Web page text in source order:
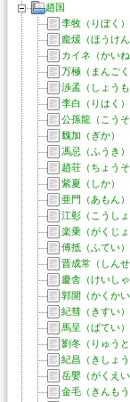
趙国
李牧（りぼく）
龐煖（ほうけん
カイネ（かいね
万極（まんごく
渉孟（しょうも
李白（りはく）
公孫龍（こうそ
魏加（ぎか）
馮忌（ふうき）
趙荘（ちょうそ
紫夏（しか）
亜門（あもん）
江彰（こうしょ
楽乗（がくじょ
傅抵（ふてい）
晋成常（しんせ
慶舎（けいしゃ
郭開（かくかい
紀彗（きすい）
馬呈（ばてい）
劉冬（りゅうと
紀昌（きしょう
岳嬰（がくえい
金毛（きんもう